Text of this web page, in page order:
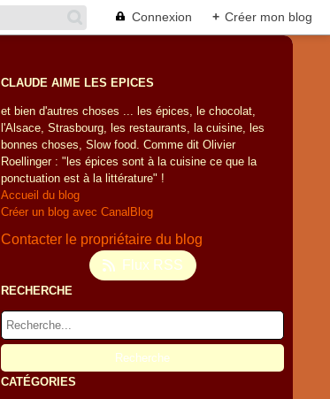
Connexion + Créer mon blog
CLAUDE AIME LES EPICES
et bien d'autres choses ... les épices, le chocolat,
l'Alsace, Strasbourg, les restaurants, la cuisine, les
bonnes choses, Slow food. Comme dit Olivier
Roellinger : "les épices sont à la cuisine ce que la
ponctuation est à la littérature" !
Accueil du blog
Créer un blog avec CanalBlog
Contacter le propriétaire du blog
Flux RSS
RECHERCHE
CATÉGORIES